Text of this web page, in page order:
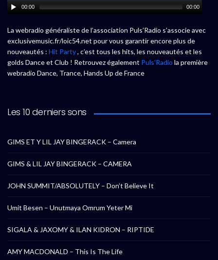
00:00 00:00
La webradio généraliste de l’association Puls’Radio s’associe avec
exclusivemusic.fr/loic54.net pour vous garantir encore plus de
nouveautés : Hit Party, c’est tous les hits, les nouveautés et les
golds Dance et Club ! Retrouvez également Puls’Radio la première
webradio Dance, Trance, Hands Up de France
Les 10 derniers sons
GIMS ET Y LIL JAY BINGERACK – Camera
GIMS & LIL JAY BINGERACK – CAMERA
JOHN SUMMIT/ABSOLUTELY – Don’t Believe It
Umit Besen – Unutmaya Omrum Yeter Mi
SIGALA & JAXOMY & ILAN KIDRON – RIPTIDE
AMY MACDONALD – This Is The Life